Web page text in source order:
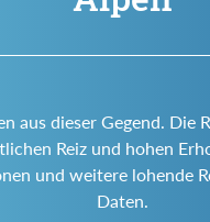
aus dieser Gegend.
Reiz und hohen
und weitere lohende
Daten.